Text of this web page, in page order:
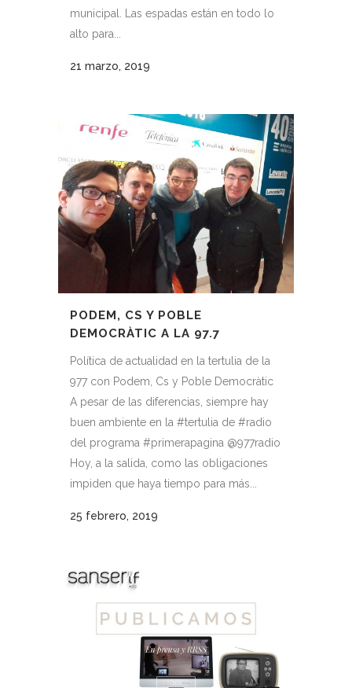
municipal. Las espadas están en todo lo
alto para...
21 marzo, 2019
PODEM, CS Y POBLE
DEMOCRÀTIC A LA 97.7
Política de actualidad en la tertulia de la
977 con Podem, Cs y Poble Democràtic
A pesar de las diferencias, siempre hay
buen ambiente en la #tertulia de #radio
del programa #primerapagina @977radio
Hoy, a la salida, como las obligaciones
impiden que haya tiempo para más...
25 febrero, 2019